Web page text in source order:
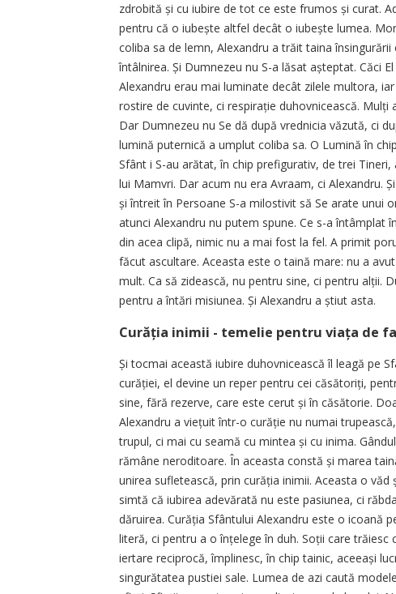
zdrobită și cu iubire de tot ce este frumos și curat.
pentru că o iubește altfel decât o iubește lumea.
coliba sa de lemn, Alexandru a trăit taina
întâlnirea. Și Dumnezeu nu S-a lăsat așteptat. Căci
Alexandru erau mai luminate decât zilele multora,
rostire de cuvinte, ci respirație duhovnicească.
Dar Dumnezeu nu Se dă după vrednicia văzută, ci
lumină puternică a umplut coliba sa. O Lumină în
Sfânt i S-au arătat, în chip prefigurativ, de trei
lui Mamvri. Dar acum nu era Avraam, ci Alexandru.
și întreit în Persoane S-a milostivit să Se arate unui
atunci Alexandru nu putem spune. Ce s-a întâmplat
din acea clipă, nimic nu a mai fost la fel. A primit
făcut ascultare. Aceasta este o taină mare: nu a
mult. Ca să zidească, nu pentru sine, ci pentru alții.
pentru a întări misiunea. Și Alexandru a știut asta.
Curăția inimii - temelie pentru viața de
Și tocmai această iubire duhovnicească îl leagă pe
curăției, el devine un reper pentru cei căsătoriți,
sine, fără rezerve, care este cerut și în căsătorie.
Alexandru a viețuit într-o curăție nu numai
trupul, ci mai cu seamă cu mintea și cu inima.
rămâne neroditoare. În aceasta constă și marea
unirea sufletească, prin curăția inimii. Aceasta o
simtă că iubirea adevărată nu este pasiunea, ci
dăruirea. Curăția Sfântului Alexandru este o icoană
literă, ci pentru a o înțelege în duh. Soții care
iertare reciprocă, împlinesc, în chip tainic, aceeași
singurătatea pustiei sale. Lumea de azi caută